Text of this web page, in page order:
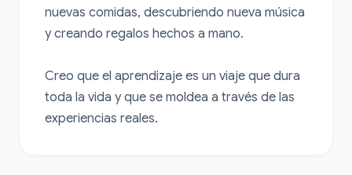
nuevas comidas, descubriendo nueva música
y creando regalos hechos a mano.
Creo que el aprendizaje es un viaje que dura
toda la vida y que se moldea a través de las
experiencias reales.